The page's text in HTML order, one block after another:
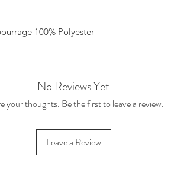
100% Polyester
No Reviews Yet
your thoughts. Be the first to leave a review.
Leave a Review